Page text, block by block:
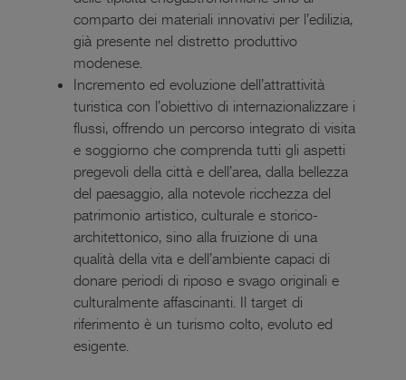
comparto dei materiali innovativi per l’edilizia,
già presente nel distretto produttivo
modenese.
Incremento ed evoluzione dell’attrattività
turistica con l’obiettivo di internazionalizzare i
flussi, offrendo un percorso integrato di visita
e soggiorno che comprenda tutti gli aspetti
pregevoli della città e dell’area, dalla bellezza
del paesaggio, alla notevole ricchezza del
patrimonio artistico, culturale e storico-
architettonico, sino alla fruizione di una
qualità della vita e dell’ambiente capaci di
donare periodi di riposo e svago originali e
culturalmente affascinanti. Il target di
riferimento è un turismo colto, evoluto ed
esigente.